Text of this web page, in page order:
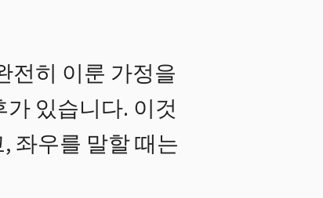
전히 이룬 가정을
있습니다. 이것
좌우를 말할 때는